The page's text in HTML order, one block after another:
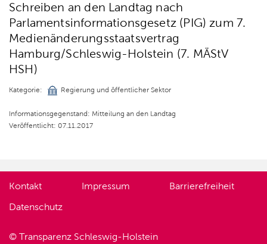
Schreiben an den Landtag nach
Parlamentsinformationsgesetz (PIG) zum 7.
Medienänderungsstaatsvertrag
Hamburg/Schleswig-Holstein (7. MÄStV
HSH)
Kategorie: Regierung und öffentlicher Sektor
Informationsgegenstand: Mitteilung an den Landtag
Veröffentlicht: 07.11.2017
© Transparenz Schleswig-Holstein
Kontakt Impressum Barrierefreiheit
Datenschutz